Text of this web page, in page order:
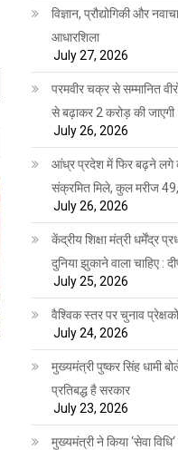
विज्ञान, प्रौद्योगिकी और
आधारशिला
July 27, 2026
परमवीर चक्र से सम्मानित
से बढ़ाकर 2 करोड़ की जाएगी
July 26, 2026
आंध्र प्रदेश में फिर बढ़ने लगे
संक्रमित मिले, कुल मरीज 49,
July 26, 2026
केंद्रीय शिक्षा मंत्री धर्मेंद्र
दुनिया झुकाने वाला चाहिए :
July 25, 2026
वैश्विक स्तर पर चुनाव
July 24, 2026
मुख्यमंत्री पुष्कर सिंह धामी
प्रतिबद्ध है सरकार
July 23, 2026
मुख्यमंत्री ने किया ‘सेवा